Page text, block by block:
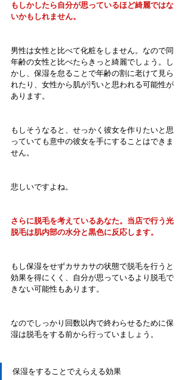
もしかしたら自分が思っているほど綺麗ではな
いかもしれません。
男性は女性と比べて化粧をしません。なので同
年齢の女性と比べたらきっと綺麗でしょう。し
かし、保湿を怠ることで年齢の割に老けて見ら
れたり、女性から肌が汚いと思われる可能性が
あります。
もしそうなると、せっかく彼女を作りたいと思
っていても意中の彼女を手にすることはできま
せん。
悲しいですよね。
さらに脱毛を考えているあなた。当店で行う光
脱毛は肌内部の水分と黒色に反応します。
もし保湿をせずカサカサの状態で脱毛を行うと
効果を得にくく、自分が思っているより脱毛で
きない可能性もあります。
なのでしっかり回数以内で終わらせるために保
湿は脱毛をする前から行っていましょう。
保湿をすることでえらえる効果